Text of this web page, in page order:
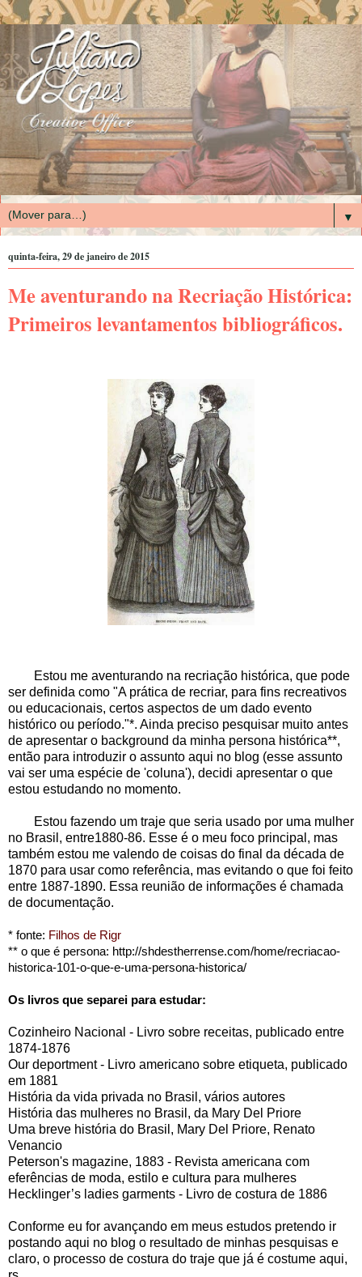
▼
quinta-feira, 29 de janeiro de 2015
Me aventurando na Recriação Histórica:
Primeiros levantamentos bibliográficos.
Estou me aventurando na recriação histórica, que pode
ser definida como "A prática de recriar, para fins recreativos
ou educacionais, certos aspectos de um dado evento
histórico ou período."*. Ainda preciso pesquisar muito antes
de apresentar o background da minha persona histórica**,
então para introduzir o assunto aqui no blog (esse assunto
vai ser uma espécie de 'coluna'), decidi apresentar o que
estou estudando no momento.
Estou fazendo um traje que seria usado por uma mulher
no Brasil, entre1880-86. Esse é o meu foco principal, mas
também estou me valendo de coisas do final da década de
1870 para usar como referência, mas evitando o que foi feito
entre 1887-1890. Essa reunião de informações é chamada
de documentação.
* fonte: Filhos de Rigr
** o que é persona: http://shdestherrense.com/home/recriacao-
historica-101-o-que-e-uma-persona-historica/
Os livros que separei para estudar:
Cozinheiro Nacional - Livro sobre receitas, publicado entre
1874-1876
Our deportment - Livro americano sobre etiqueta, publicado
em 1881
História da vida privada no Brasil, vários autores
História das mulheres no Brasil, da Mary Del Priore
Uma breve história do Brasil, Mary Del Priore, Renato
Venancio
Peterson's magazine, 1883 - Revista americana com
eferências de moda, estilo e cultura para mulheres
Hecklinger’s ladies garments - Livro de costura de 1886
Conforme eu for avançando em meus estudos pretendo ir
postando aqui no blog o resultado de minhas pesquisas e
claro, o processo de costura do traje que já é costume aqui,